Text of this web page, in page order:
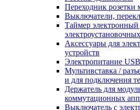
Переходник розетки
Выключатели,
Таймер электронный
Аксессуары для
устройств
Электропитание USB
Мультивставка /
и для подключения
Держатель для
коммутационных
Выключатель с